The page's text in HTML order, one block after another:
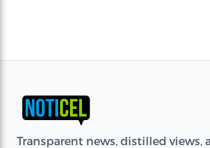
Transparent news, distilled views,